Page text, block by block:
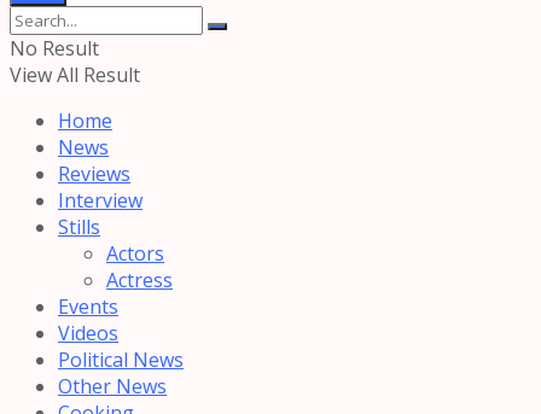
No Result
View All Result
Home
News
Reviews
Interview
Stills
Actors
Actress
Events
Videos
Political News
Other News